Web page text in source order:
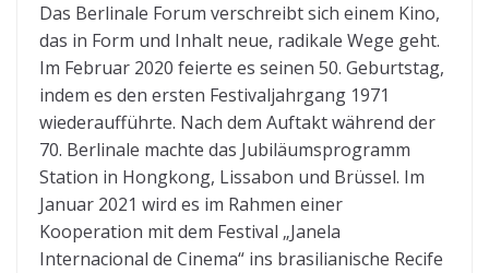
Das Berlinale Forum verschreibt sich einem Kino,
das in Form und Inhalt neue, radikale Wege geht.
Im Februar 2020 feierte es seinen 50. Geburtstag,
indem es den ersten Festivaljahrgang 1971
wiederaufführte. Nach dem Auftakt während der
70. Berlinale machte das Jubiläumsprogramm
Station in Hongkong, Lissabon und Brüssel. Im
Januar 2021 wird es im Rahmen einer
Kooperation mit dem Festival „Janela
Internacional de Cinema“ ins brasilianische Recife